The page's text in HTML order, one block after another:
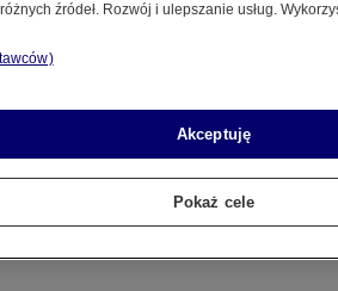
mogło się skończyć
i super, że się
źródeł. Rozwój i ulepszanie usług.
Akceptuję
Pokaż cele